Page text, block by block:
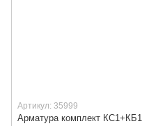
Артикул: 35999
Арматура комплект КС1+КБ1